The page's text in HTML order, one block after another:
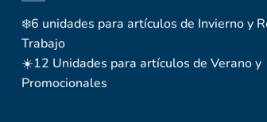
❄️6 unidades para artículos de Invierno y
Trabajo
☀️12 Unidades para artículos de Verano y
Promocionales